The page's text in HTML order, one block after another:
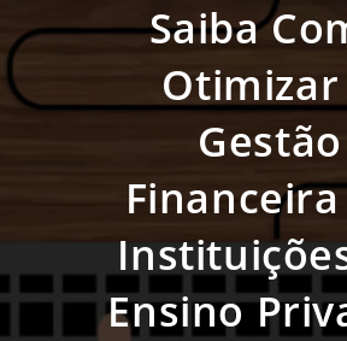
Saiba
Otimizar
Gestão
Ensino